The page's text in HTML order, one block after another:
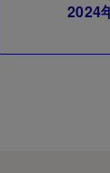
2024